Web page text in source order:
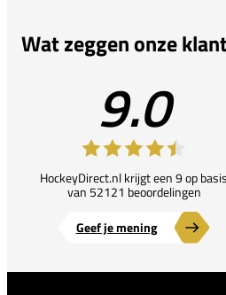
Wat zeggen onze
9.0
HockeyDirect.nl krijgt een 9 op basis
van 52121 beoordelingen
Geef je mening